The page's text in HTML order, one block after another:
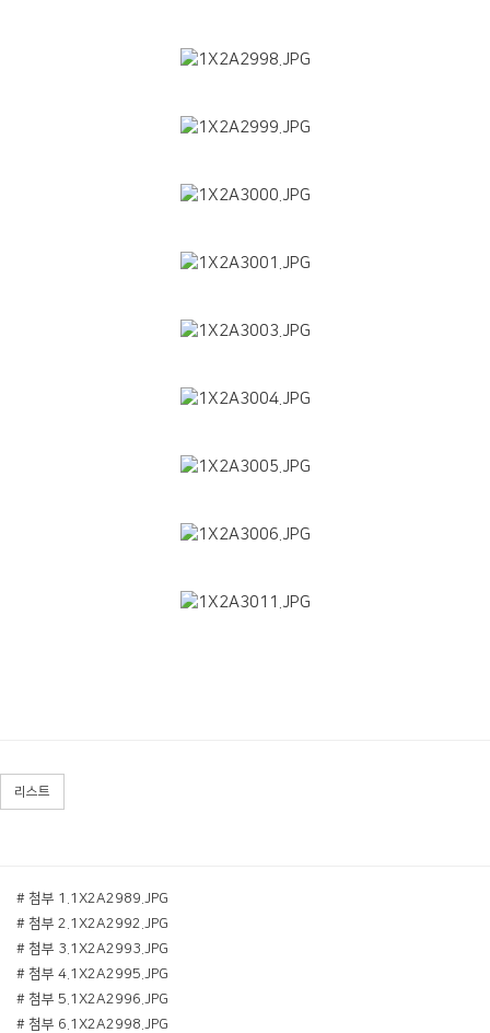
리스트
# 첨부 1.1X2A2989.JPG
# 첨부 2.1X2A2992.JPG
# 첨부 3.1X2A2993.JPG
# 첨부 4.1X2A2995.JPG
# 첨부 5.1X2A2996.JPG
# 첨부 6.1X2A2998.JPG